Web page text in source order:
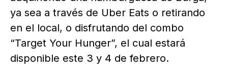
ya sea a través de Uber Eats o retirando
en el local, o disfrutando del combo
“Target Your Hunger”, el cual estará
disponible este 3 y 4 de febrero.